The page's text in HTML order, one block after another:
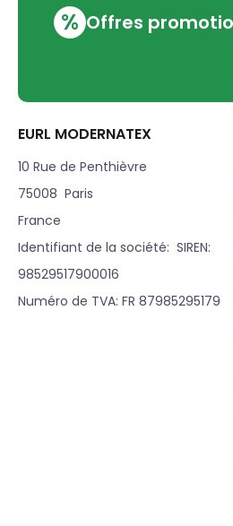
% Offres
EURL MODERNATEX
10 Rue de Penthièvre
75008 Paris
France
Identifiant de la société: SIREN:
98529517900016
Numéro de TVA: FR 87985295179